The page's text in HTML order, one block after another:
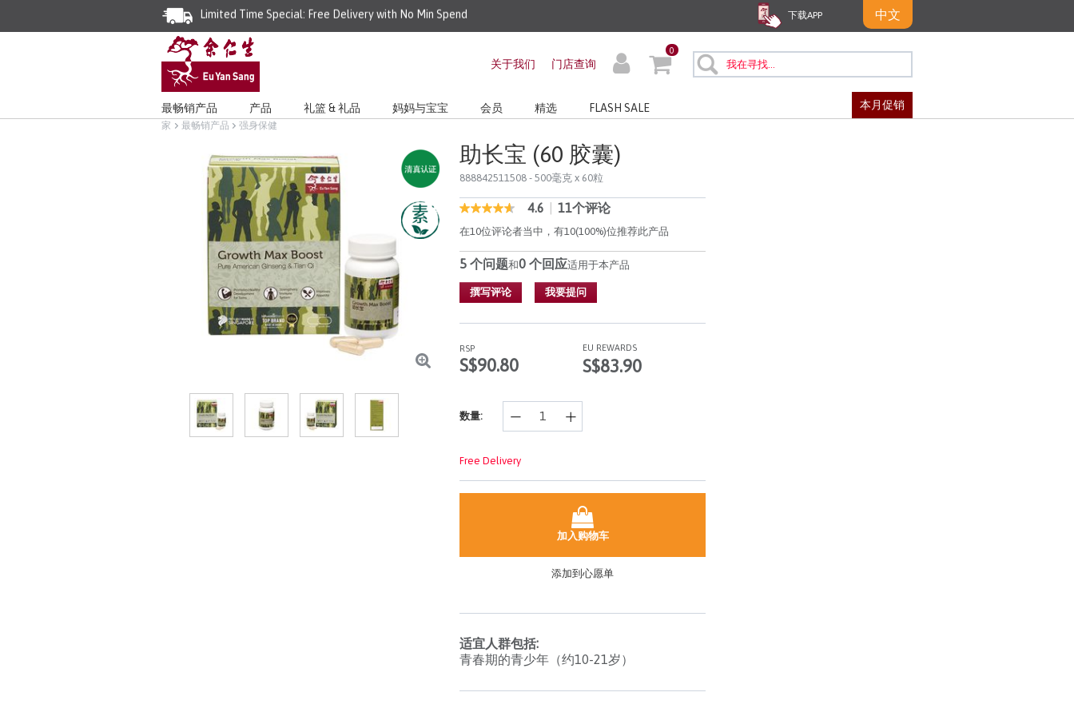
Limited Time Special: Free Delivery with No Min Spend
下载APP 中文
关于我们 门店查询
0
最畅销产品 产品 礼篮 & 礼品 妈妈与宝宝 会员 精选 FLASH SALE 本月促销
家 最畅销产品 强身保健
助长宝 (60 胶囊)
888842511508 - 500毫克 x 60粒
4.5 out of 5 Customer Rating
4.6
out
of
5
stars,
rating
value.
同
样
链
4.6 11个评论
在10位评论者当中，有10(100%)位推荐此产品
5 个问题和0 个回应适用于本产品
撰写评论 我要提问
RSP
S$90.80
EU REWARDS
S$83.90
数量:
Free Delivery
加入购物车
添加到心愿单
适宜人群包括:
青春期的青少年（约10-21岁）